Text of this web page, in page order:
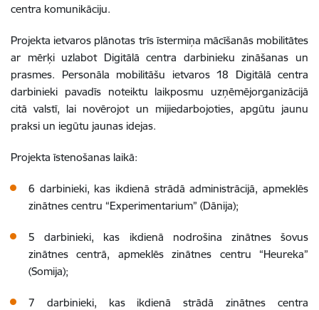
centra komunikāciju.
Projekta ietvaros plānotas trīs īstermiņa mācīšanās mobilitātes
ar mērķi uzlabot Digitālā centra darbinieku zināšanas un
prasmes. Personāla mobilitāšu ietvaros 18 Digitālā centra
darbinieki pavadīs noteiktu laikposmu uzņēmējorganizācijā
citā valstī, lai novērojot un mijiedarbojoties, apgūtu jaunu
praksi un iegūtu jaunas idejas.
Projekta īstenošanas laikā:
6 darbinieki, kas ikdienā strādā administrācijā, apmeklēs
zinātnes centru “Experimentarium” (Dānija);
5 darbinieki, kas ikdienā nodrošina zinātnes šovus
zinātnes centrā, apmeklēs zinātnes centru “Heureka”
(Somija);
7 darbinieki, kas ikdienā strādā zinātnes centra